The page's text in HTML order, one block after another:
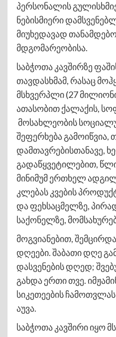
პერსონალის
ნებისმიერი
მიუხედავად
მდგომარეობისა.
საბჭოთა კავშირზე
თავდასხმამ, რასაც
მსხვერპლი (27
ათასობით ქალაქის,
მოსახლეობის
შეფერხება გამოიწვია,
დამთავრებისთანავე,
გადაწყვეტილებით,
მინიმუმ ერთხელ
კლებას კვების
და ფეხსაცმელზე,
საქონელზე,
მოგვიანებით,
დღეები. შაბათი დღე
დასვენების დღედ;
გახდა ერთი თვე.
სიკეთეების
აუვა.
საბჭოთა კავშირი იყო